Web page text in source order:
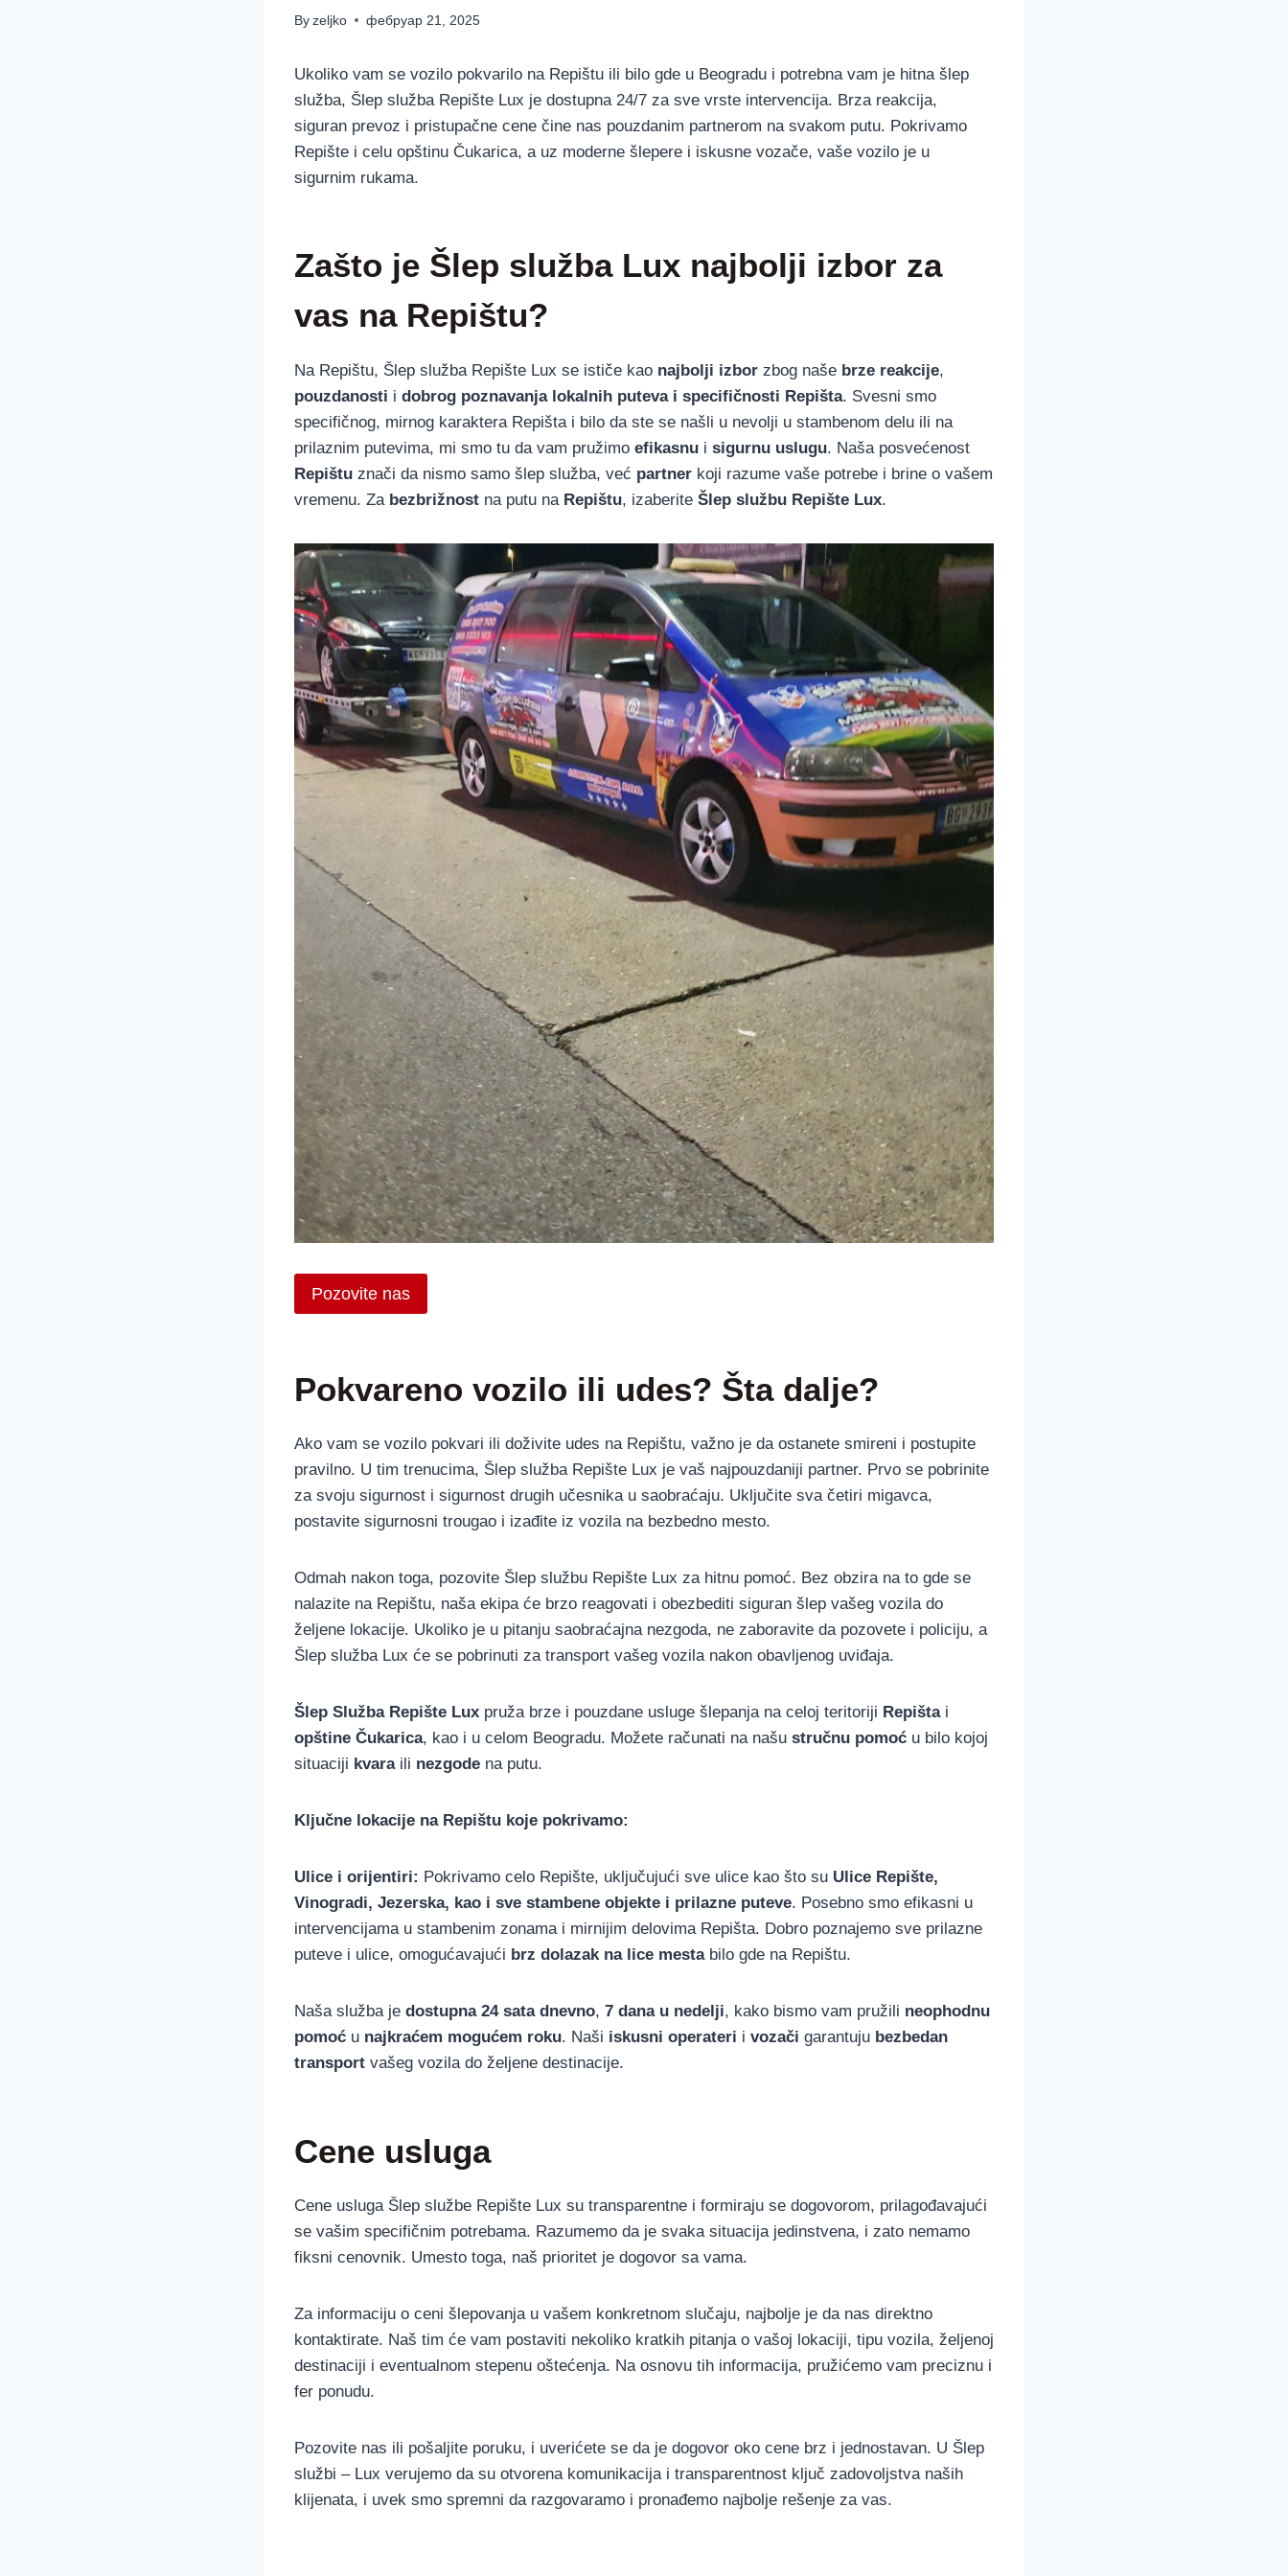
By zeljko фебруар 21, 2025
Ukoliko vam se vozilo pokvarilo na Repištu ili bilo gde u Beogradu i potrebna vam je hitna šlep
služba, Šlep služba Repište Lux je dostupna 24/7 za sve vrste intervencija. Brza reakcija,
siguran prevoz i pristupačne cene čine nas pouzdanim partnerom na svakom putu. Pokrivamo
Repište i celu opštinu Čukarica, a uz moderne šlepere i iskusne vozače, vaše vozilo je u
sigurnim rukama.
Zašto je Šlep služba Lux najbolji izbor za
vas na Repištu?
Na Repištu, Šlep služba Repište Lux se ističe kao najbolji izbor zbog naše brze reakcije,
pouzdanosti i dobrog poznavanja lokalnih puteva i specifičnosti Repišta. Svesni smo
specifičnog, mirnog karaktera Repišta i bilo da ste se našli u nevolji u stambenom delu ili na
prilaznim putevima, mi smo tu da vam pružimo efikasnu i sigurnu uslugu. Naša posvećenost
Repištu znači da nismo samo šlep služba, već partner koji razume vaše potrebe i brine o vašem
vremenu. Za bezbrižnost na putu na Repištu, izaberite Šlep službu Repište Lux.
Pozovite nas
Pokvareno vozilo ili udes? Šta dalje?
Ako vam se vozilo pokvari ili doživite udes na Repištu, važno je da ostanete smireni i postupite
pravilno. U tim trenucima, Šlep služba Repište Lux je vaš najpouzdaniji partner. Prvo se pobrinite
za svoju sigurnost i sigurnost drugih učesnika u saobraćaju. Uključite sva četiri migavca,
postavite sigurnosni trougao i izađite iz vozila na bezbedno mesto.
Odmah nakon toga, pozovite Šlep službu Repište Lux za hitnu pomoć. Bez obzira na to gde se
nalazite na Repištu, naša ekipa će brzo reagovati i obezbediti siguran šlep vašeg vozila do
željene lokacije. Ukoliko je u pitanju saobraćajna nezgoda, ne zaboravite da pozovete i policiju, a
Šlep služba Lux će se pobrinuti za transport vašeg vozila nakon obavljenog uviđaja.
Šlep Služba Repište Lux pruža brze i pouzdane usluge šlepanja na celoj teritoriji Repištai
opštine Čukarica, kao i u celom Beogradu. Možete računati na našu stručnu pomoć u bilo kojoj
situaciji kvaraili nezgode na putu.
Ključne lokacije na Repištu koje pokrivamo:
Ulice i orijentiri: Pokrivamo celo Repište, uključujući sve ulice kao što su Ulice Repište,
Vinogradi, Jezerska, kao i sve stambene objekte i prilazne puteve. Posebno smo efikasni u
intervencijama u stambenim zonama i mirnijim delovima Repišta. Dobro poznajemo sve prilazne
puteve i ulice, omogućavajući brz dolazak na lice mestabilo gde na Repištu.
Naša služba je dostupna 24 sata dnevno, 7 dana u nedelji, kako bismo vam pružili neophodnu
pomoć u najkraćem mogućem roku. Naši iskusni operateri i vozači garantuju bezbedan
transport vašeg vozila do željene destinacije.
Cene usluga
Cene usluga Šlep službe Repište Lux su transparentne i formiraju se dogovorom, prilagođavajući
se vašim specifičnim potrebama. Razumemo da je svaka situacija jedinstvena, i zato nemamo
fiksni cenovnik. Umesto toga, naš prioritet je dogovor sa vama.
Za informaciju o ceni šlepovanja u vašem konkretnom slučaju, najbolje je da nas direktno
kontaktirate. Naš tim će vam postaviti nekoliko kratkih pitanja o vašoj lokaciji, tipu vozila, željenoj
destinaciji i eventualnom stepenu oštećenja. Na osnovu tih informacija, pružićemo vam preciznu i
fer ponudu.
Pozovite nas ili pošaljite poruku, i uverićete se da je dogovor oko cene brz i jednostavan. U Šlep
službi – Lux verujemo da su otvorena komunikacija i transparentnost ključ zadovoljstva naših
klijenata, i uvek smo spremni da razgovaramo i pronađemo najbolje rešenje za vas.